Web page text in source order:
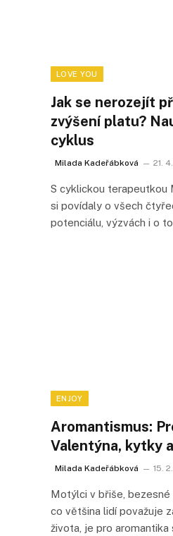
LOVE YOU
Jak se nerozejít
zvýšení platu?
cyklus
Milada Kadeřábková 21.
S cyklickou terapeutkou
si povídaly o všech
potenciálu, výzvách i o
ENJOY
Aromantismus:
Valentýna, kytky
Milada Kadeřábková 15.
Motýlci v břiše, bezesné
co většina lidí považuje
života, je pro aromantika